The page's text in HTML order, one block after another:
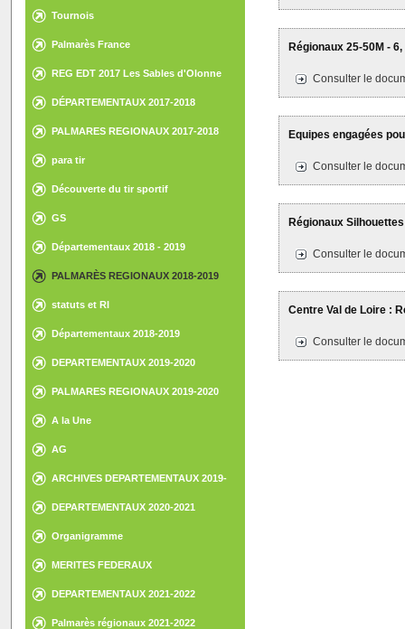
Tournois
Palmarès France
REG EDT 2017 Les Sables d'Olonne
DÉPARTEMENTAUX 2017-2018
PALMARES REGIONAUX 2017-2018
para tir
Découverte du tir sportif
GS
Départementaux 2018 - 2019
PALMARÈS REGIONAUX 2018-2019
statuts et RI
Départementaux 2018-2019
DEPARTEMENTAUX 2019-2020
PALMARES REGIONAUX 2019-2020
A la Une
AG
ARCHIVES DEPARTEMENTAUX 2019-
DEPARTEMENTAUX 2020-2021
Organigramme
MERITES FEDERAUX
DEPARTEMENTAUX 2021-2022
Palmarès régionaux 2021-2022
Régionaux 25-50M -
Consulter le
Equipes engagées
Consulter le
Régionaux
Consulter le
Centre Val de Loire :
Consulter le